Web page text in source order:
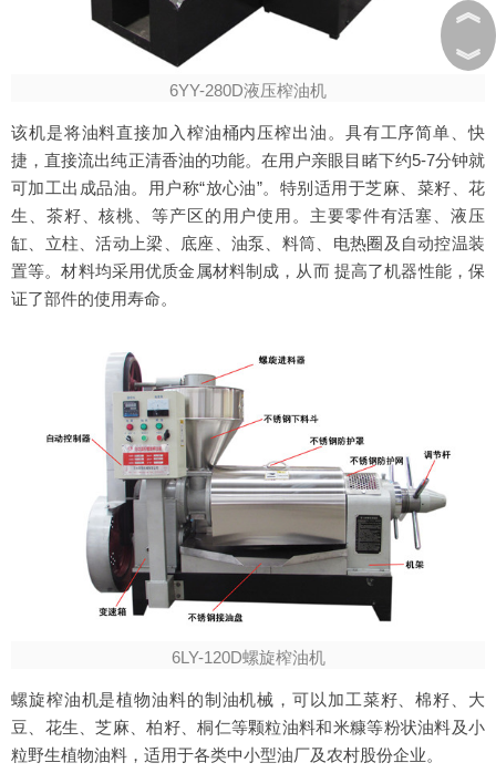
6YY-280D液压榨油机
该机是将油料直接加入榨油桶内压榨出油。具有工序简单、快
捷，直接流出纯正清香油的功能。在用户亲眼目睹下约5-7分钟就
可加工出成品油。用户称“放心油”。特别适用于芝麻、菜籽、花
生、茶籽、核桃、等产区的用户使用。主要零件有活塞、液压
缸、立柱、活动上梁、底座、油泵、料筒、电热圈及自动控温装
置等。材料均采用优质金属材料制成，从而 提高了机器性能，保
证了部件的使用寿命。
6LY-120D螺旋榨油机
螺旋榨油机是植物油料的制油机械，可以加工菜籽、棉籽、大
豆、花生、芝麻、柏籽、桐仁等颗粒油料和米糠等粉状油料及小
粒野生植物油料，适用于各类中小型油厂及农村股份企业。
︽
︾